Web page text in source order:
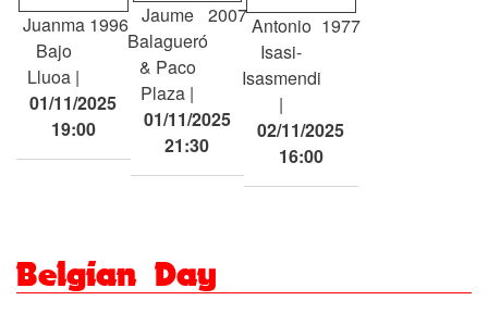
Juanma
Bajo
Lluoa
1996
01/11/2025
19:00
Jaume
Balagueró
& Paco
Plaza
2007
01/11/2025
21:30
Antonio
Isasi-
Isasmendi
1977
02/11/2025
16:00
Belgian Day